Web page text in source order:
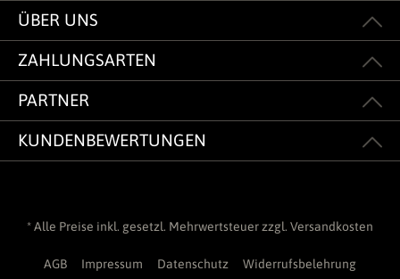
ÜBER UNS
ZAHLUNGSARTEN
PARTNER
KUNDENBEWERTUNGEN
* Alle Preise inkl. gesetzl. Mehrwertsteuer zzgl. Versandkosten
AGB Impressum Datenschutz
Widerrufsbelehrung